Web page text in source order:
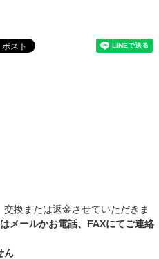
換または返金させていただきま
メールかお電話、FAXにてご連絡
ん